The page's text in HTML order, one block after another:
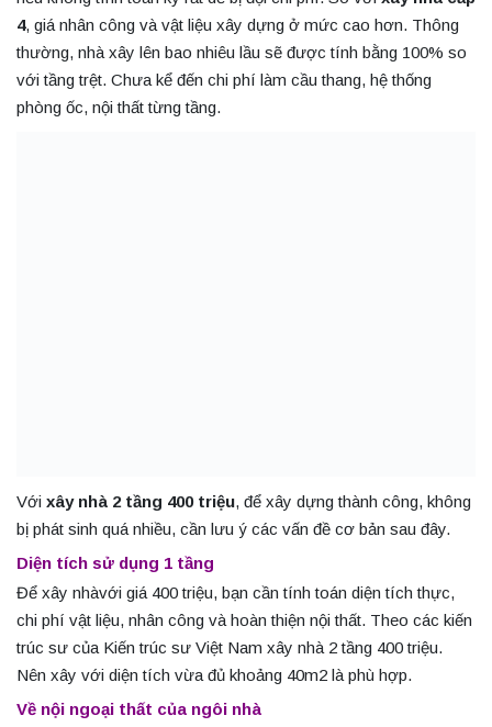
4, giá nhân công và vật liệu xây dựng ở mức cao hơn. Thông
thường, nhà xây lên bao nhiêu lầu sẽ được tính bằng 100% so
với tầng trệt. Chưa kể đến chi phí làm cầu thang, hệ thống
phòng ốc, nội thất từng tầng.
Với xây nhà 2 tầng 400 triệu, để xây dựng thành công, không
bị phát sinh quá nhiều, cần lưu ý các vấn đề cơ bản sau đây.
Diện tích sử dụng 1 tầng
Để xây nhàvới giá 400 triệu, bạn cần tính toán diện tích thực,
chi phí vật liệu, nhân công và hoàn thiện nội thất. Theo các kiến
trúc sư của Kiến trúc sư Việt Nam xây nhà 2 tầng 400 triệu.
Nên xây với diện tích vừa đủ khoảng 40m2 là phù hợp.
Về nội ngoại thất của ngôi nhà